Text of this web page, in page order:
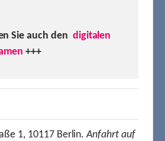
Sie auch den digitalen
+++
1, 10117 Berlin.Anfahrt auf